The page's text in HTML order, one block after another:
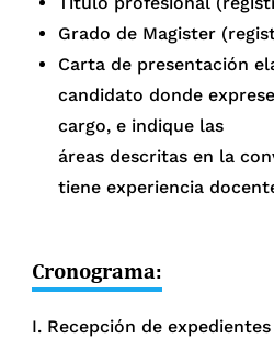
Grado de Magister
Carta de presentación
candidato donde
cargo, e indique las
áreas descritas en la
tiene experiencia
Cronograma:
I. Recepción de